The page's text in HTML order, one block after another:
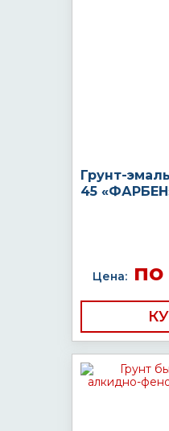
Грунт-эмаль
45
Цена:по